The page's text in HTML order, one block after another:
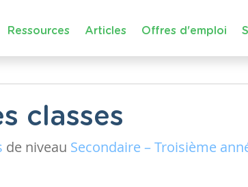
Ressources Articles Offres d'emploi
classes
de niveau Secondaire – Troisième